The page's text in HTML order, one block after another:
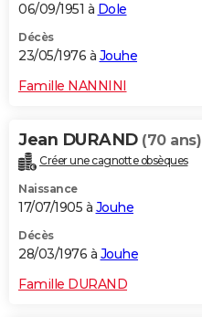
06/09/1951 à Dole
Décès
23/05/1976 à Jouhe
Famille NANNINI
Jean DURAND (70 ans)
Créer une cagnotte obsèques
Naissance
17/07/1905 à Jouhe
Décès
28/03/1976 à Jouhe
Famille DURAND